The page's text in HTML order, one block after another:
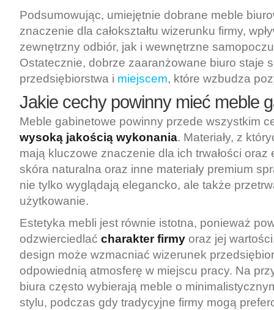
Podsumowując, umiejętnie dobrane meble
znaczenie dla całokształtu wizerunku firmy,
zewnętrzny odbiór, jak i wewnętrzne
Ostatecznie, dobrze zaaranżowane biuro staje
przedsiębiorstwa i miejscem, które wzbudza
Jakie cechy powinny mieć meble
Meble gabinetowe powinny przede wszystkim
wysoką jakością wykonania. Materiały, z
mają kluczowe znaczenie dla ich trwałości oraz
skóra naturalna oraz inne materiały premium
nie tylko wyglądają elegancko, ale także
użytkowanie.
Estetyka mebli jest równie istotna, ponieważ
odzwierciedlać charakter firmy oraz jej
design może wzmacniać wizerunek
odpowiednią atmosferę w miejscu pracy. Na
biura często wybierają meble o
stylu, podczas gdy tradycyjne firmy mogą